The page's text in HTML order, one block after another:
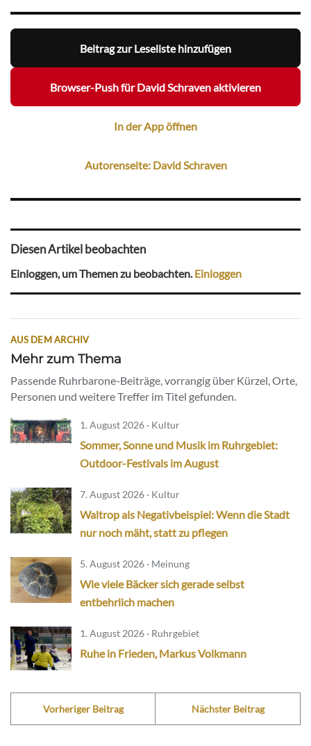
Beitrag zur Leseliste hinzufügen
Browser-Push für David Schraven aktivieren
In der App öffnen
Autorenseite: David Schraven
Diesen Artikel beobachten
Einloggen, um Themen zu beobachten.Einloggen
AUS DEM ARCHIV
Mehr zum Thema
Passende Ruhrbarone-Beiträge, vorrangig über Kürzel, Orte,
Personen und weitere Treffer im Titel gefunden.
1. August 2026 · Kultur
Sommer, Sonne und Musik im Ruhrgebiet:
Outdoor-Festivals im August
7. August 2026 · Kultur
Waltrop als Negativbeispiel: Wenn die Stadt
nur noch mäht, statt zu pflegen
5. August 2026 · Meinung
Wie viele Bäcker sich gerade selbst
entbehrlich machen
1. August 2026 · Ruhrgebiet
Ruhe in Frieden, Markus Volkmann
Vorheriger Beitrag Nächster Beitrag